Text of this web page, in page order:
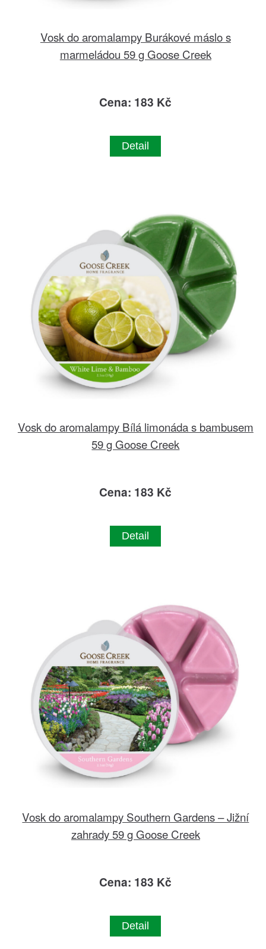
Vosk do aromalampy Burákové máslo s
marmeládou 59 g Goose Creek
Cena: 183 Kč
Detail
Vosk do aromalampy Bílá limonáda s bambusem
59 g Goose Creek
Cena: 183 Kč
Detail
Vosk do aromalampy Southern Gardens – Jižní
zahrady 59 g Goose Creek
Cena: 183 Kč
Detail